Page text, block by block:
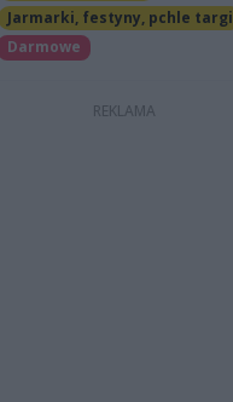
Jarmarki, festyny, pchle targi
Darmowe